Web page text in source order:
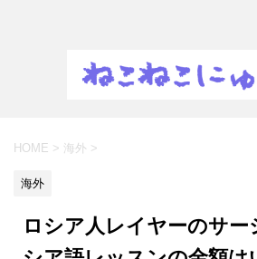
HOME > 海外 >
海外
ロシア人レイヤーのサー